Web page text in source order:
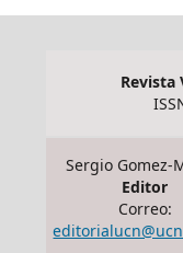
Revista
Sergio Gomez-
Editor
Correo: